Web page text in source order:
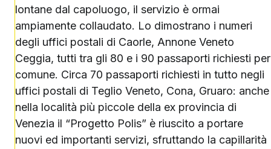
lontane dal capoluogo, il servizio è ormai
ampiamente collaudato. Lo dimostrano i numeri
degli uffici postali di Caorle, Annone Veneto
Ceggia, tutti tra gli 80 e i 90 passaporti richiesti per
comune. Circa 70 passaporti richiesti in tutto negli
uffici postali di Teglio Veneto, Cona, Gruaro: anche
nella località più piccole della ex provincia di
Venezia il “Progetto Polis” è riuscito a portare
nuovi ed importanti servizi, sfruttando la capillarità